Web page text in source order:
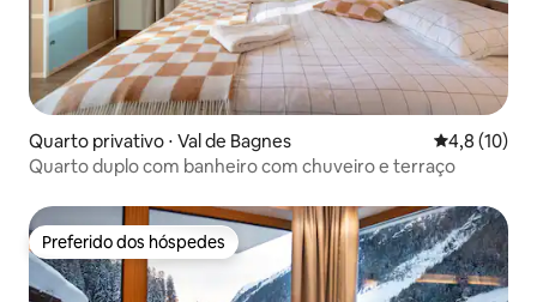
Quarto privativo ⋅ Val de Bagnes 4,8 de uma
4,8 (10)
Quarto duplo com banheiro com chuveiro e terraço
Preferido dos hóspedes
Preferido dos hóspedes